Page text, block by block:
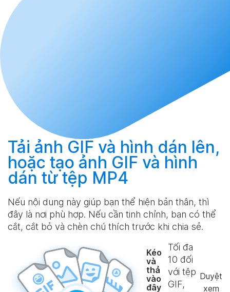
Tải ảnh GIF và hình dán lên,
hoặc tạo ảnh GIF và hình
dán từ tệp MP4
Nếu nội dung này giúp bạn thể hiện bản thân, thì
đây là nơi phù hợp. Nếu cần tinh chỉnh, bạn có thể
cắt, cắt bỏ và chèn chú thích trước khi chia sẻ.
Kéo
và
thả
vào
đây
Tối đa
10 đối
với tệp
GIF,
Duyệt
xem